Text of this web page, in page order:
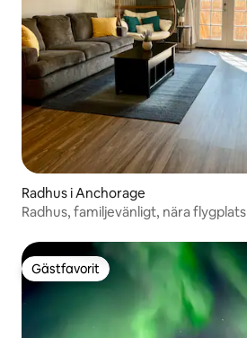
Radhus i Anchorage
Radhus, familjevänligt, nära flygplats
Gästfavorit
Gästfavorit